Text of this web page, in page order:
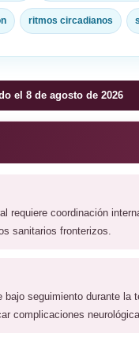
ritmos circadianos
el 8 de agosto de 2026
requiere coordinación
sanitarios fronterizos.
seguimiento durante la
complicaciones